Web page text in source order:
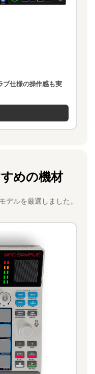
ブ仕様の操作感も実
めの機材
デルを厳選しました。